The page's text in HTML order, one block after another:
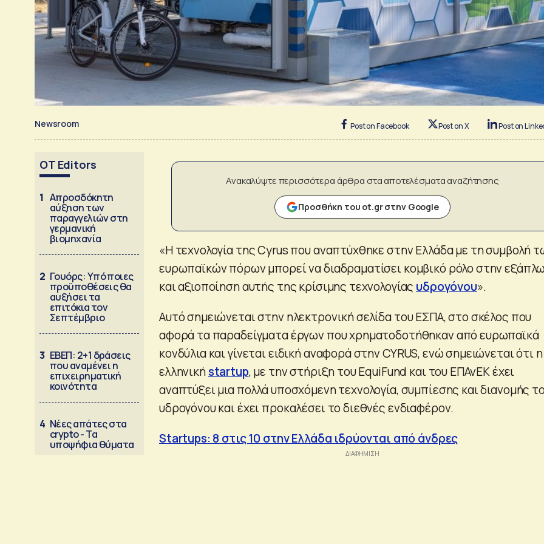
Newsroom Post on Facebook Post on X Post on
OT Editors
1 Απροσδόκητη
αύξηση των
παραγγελιών στη
γερμανική
βιομηχανία
2 Γουόρς: Υπό ποιες
προϋποθέσεις θα
αυξήσει τα
επιτόκια τον
Σεπτέμβριο
3 ΕΒΕΠ: 2+1 δράσεις
που αναμένει η
επιχειρηματική
κοινότητα
4 Νέες απάτες στα
crypto - Τα
υποψήφια θύματα
Ανακαλύψτε περισσότερα άρθρα στα αποτελέσματα αναζήτησης
Προσθήκη του ot.gr στην Google
«Η τεχνολογία της Cyrus που αναπτύχθηκε στην Ελλάδα με τη συμβολή
ευρωπαϊκών πόρων μπορεί να διαδραματίσει κομβικό ρόλο στην
και αξιοποίηση αυτής της κρίσιμης τεχνολογίας υδρογόνου».
Αυτό σημειώνεται στην ηλεκτρονική σελίδα του ΕΣΠΑ, στο σκέλος που
αφορά τα παραδείγματα έργων που χρηματοδοτήθηκαν από ευρωπαϊκά
κονδύλια και γίνεται ειδική αναφορά στην CYRUS, ενώ σημειώνεται ότι η
ελληνικήstartup, με την στήριξη του EquiFund και του ΕΠΑνΕΚ έχει
αναπτύξει μια πολλά υποσχόμενη τεχνολογία, συμπίεσης και διανομής
υδρογόνου και έχει προκαλέσει το διεθνές ενδιαφέρον.
Startups: 8 στις 10 στην Ελλάδα ιδρύονται από άνδρες